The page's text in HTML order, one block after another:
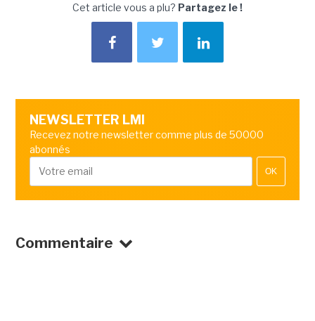
Cet article vous a plu? Partagez le !
NEWSLETTER LMI
Recevez notre newsletter comme plus de 50000
abonnés
OK
Commentaire